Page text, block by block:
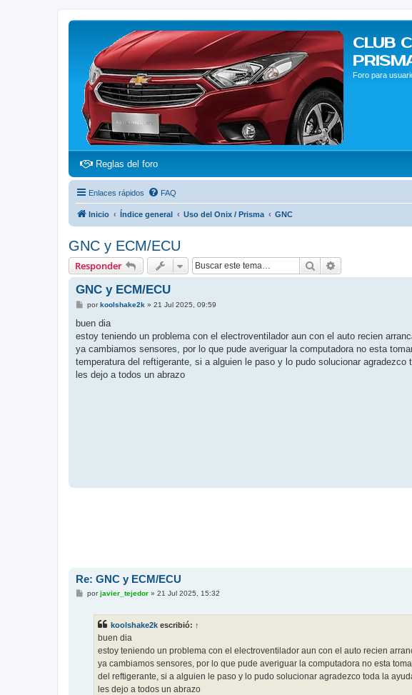
CLUB
Foro para
Reglas del foro(Opens a new tab)
Enlaces rápidos FAQ
Inicio Índice general Uso del Onix / Prisma GNC
GNC y ECM/ECU
Responder Buscar
GNC y ECM/ECU
M
n
a
j
porkoolshake2k » 21 Jul 2025, 09:59
buen dia
estoy teniendo un problema con el electroventilador aun con el auto recien
ya cambiamos sensores, por lo que pude averiguar la computadora no esta
temperatura del reftigerante, si a alguien le paso y lo pudo solucionar agradezco
les dejo a todos un abrazo
Re: GNC y ECM/ECU
Mporjavier_tejedor» 21 Jul 2025, 15:32
koolshake2k escribió: ↑
buen dia
estoy teniendo un problema con el electroventilador aun con el auto recien
ya cambiamos sensores, por lo que pude averiguar la computadora no esta
del reftigerante, si a alguien le paso y lo pudo solucionar agradezco toda la
les dejo a todos un abrazo